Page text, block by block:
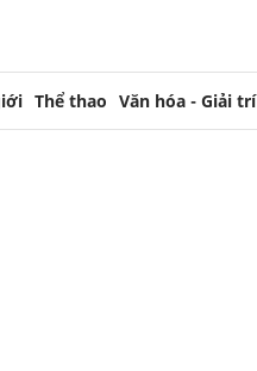
Thể thao Văn hóa - Giải trí